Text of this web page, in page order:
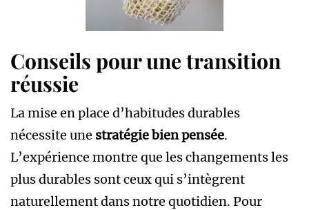
Conseils pour une transition
réussie
La mise en place d’habitudes durables
nécessite une stratégie bien pensée.
L’expérience montre que les changements les
plus durables sont ceux qui s’intègrent
naturellement dans notre quotidien. Pour